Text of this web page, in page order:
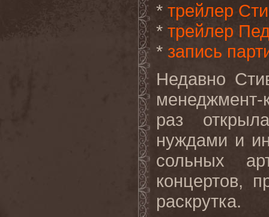
* трейлер
* трейлер
* запись
Недавно
раз
нуждами и
сольных
концертов,
раскрутка.